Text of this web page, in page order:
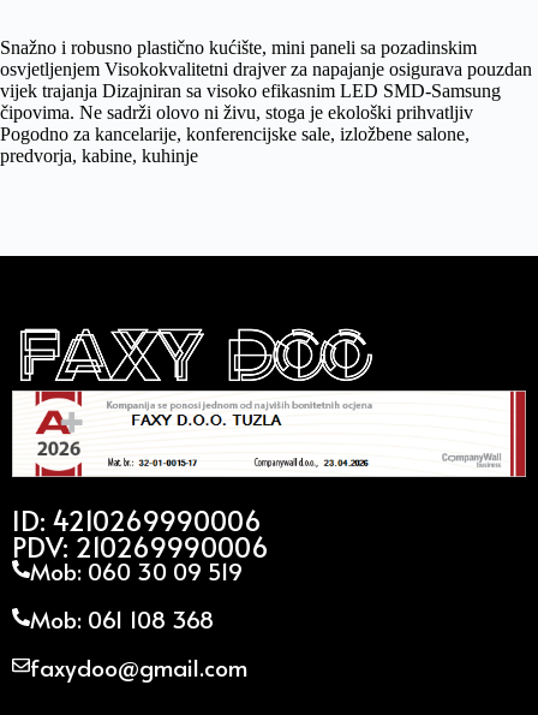
Snažno i robusno plastično kućište, mini paneli sa pozadinskim
osvjetljenjem Visokokvalitetni drajver za napajanje osigurava pouzdan
vijek trajanja Dizajniran sa visoko efikasnim LED SMD-Samsung
čipovima. Ne sadrži olovo ni živu, stoga je ekološki prihvatljiv
Pogodno za kancelarije, konferencijske sale, izložbene salone,
predvorja, kabine, kuhinje
ID: 4210269990006
PDV: 210269990006
Mob: 060 30 09 519
Mob: 061 108 368
faxydoo@gmail.com